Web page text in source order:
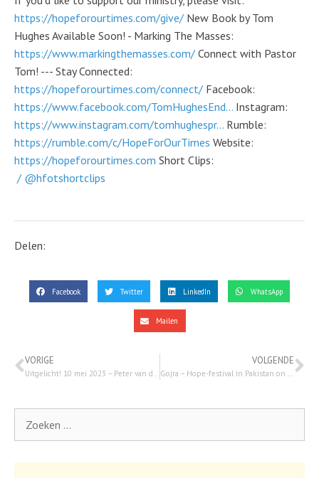
https://hopeforourtimes.com/give/ New Book by Tom
Hughes Available Soon! - Marking The Masses:
https://www.markingthemasses.com/ Connect with Pastor
Tom! --- Stay Connected:
https://hopeforourtimes.com/connect/ Facebook:
https://www.facebook.com/TomHughesEnd... Instagram:
https://www.instagram.com/tomhughespr... Rumble:
https://rumble.com/c/HopeForOurTimes Website:
https://hopeforourtimes.com Short Clips:
/ @hfotshortclips
Delen:
Facebook Twitter LinkedIn WhatsApp
Mailen
VORIGE VOLGENDE